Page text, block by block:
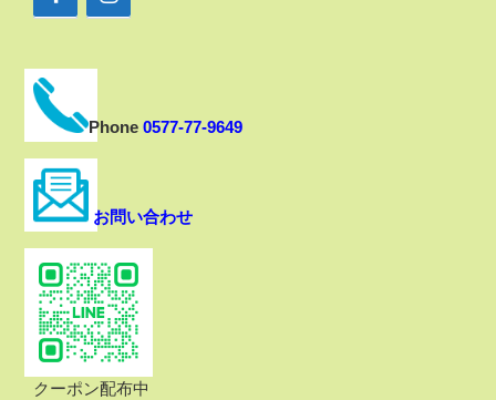
Phone 0577-77-9649
お問い合わせ
クーポン配布中